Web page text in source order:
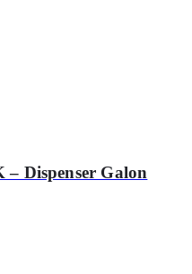
Dispenser Galon